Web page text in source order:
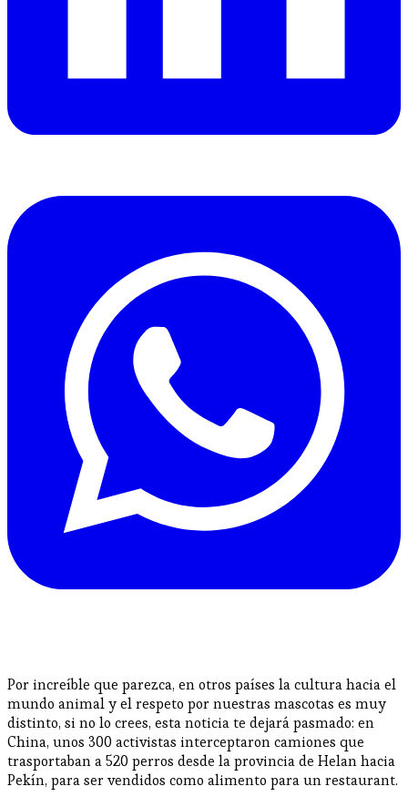
Por increíble que parezca, en otros países la cultura hacia el
mundo animal y el respeto por nuestras mascotas es muy
distinto, si no lo crees, esta noticia te dejará pasmado: en
China, unos 300 activistas interceptaron camiones que
trasportaban a 520 perros desde la provincia de Helan hacia
Pekín, para ser vendidos como alimento para un restaurant.